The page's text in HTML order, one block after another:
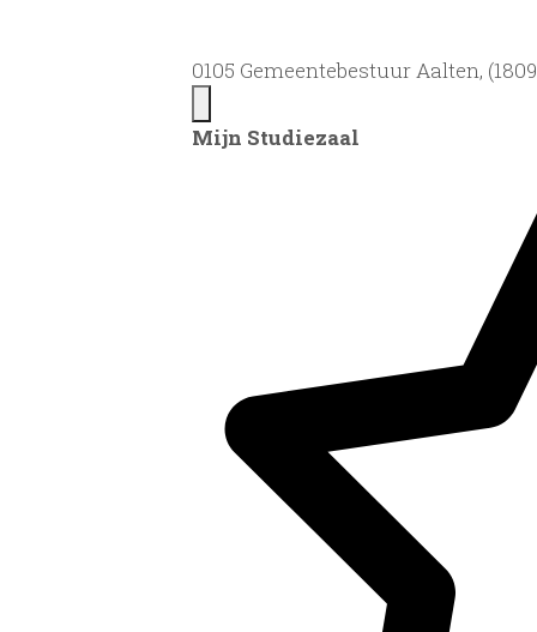
0105 Gemeentebestuur Aalten,
Mijn Studiezaal